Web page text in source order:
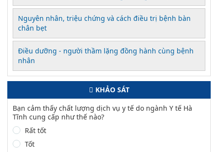
Nguyên nhân, triệu chứng và cách điều trị bệnh bàn
chân bẹt
Điều dưỡng - người thầm lặng đồng hành cùng bệnh
nhân
KHẢO SÁT
Bạn cảm thấy chất lượng dịch vụ y tế do ngành Y tế Hà
Tĩnh cung cấp như thế nào?
Rất tốt
Tốt